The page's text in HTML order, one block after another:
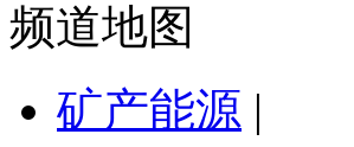
频道地图
矿产能源 |